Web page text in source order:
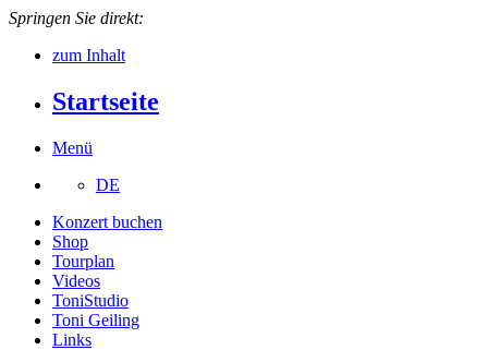
Springen Sie direkt:
zum Inhalt
Startseite
Menü
DE
Konzert buchen
Shop
Tourplan
Videos
ToniStudio
Toni Geiling
Links